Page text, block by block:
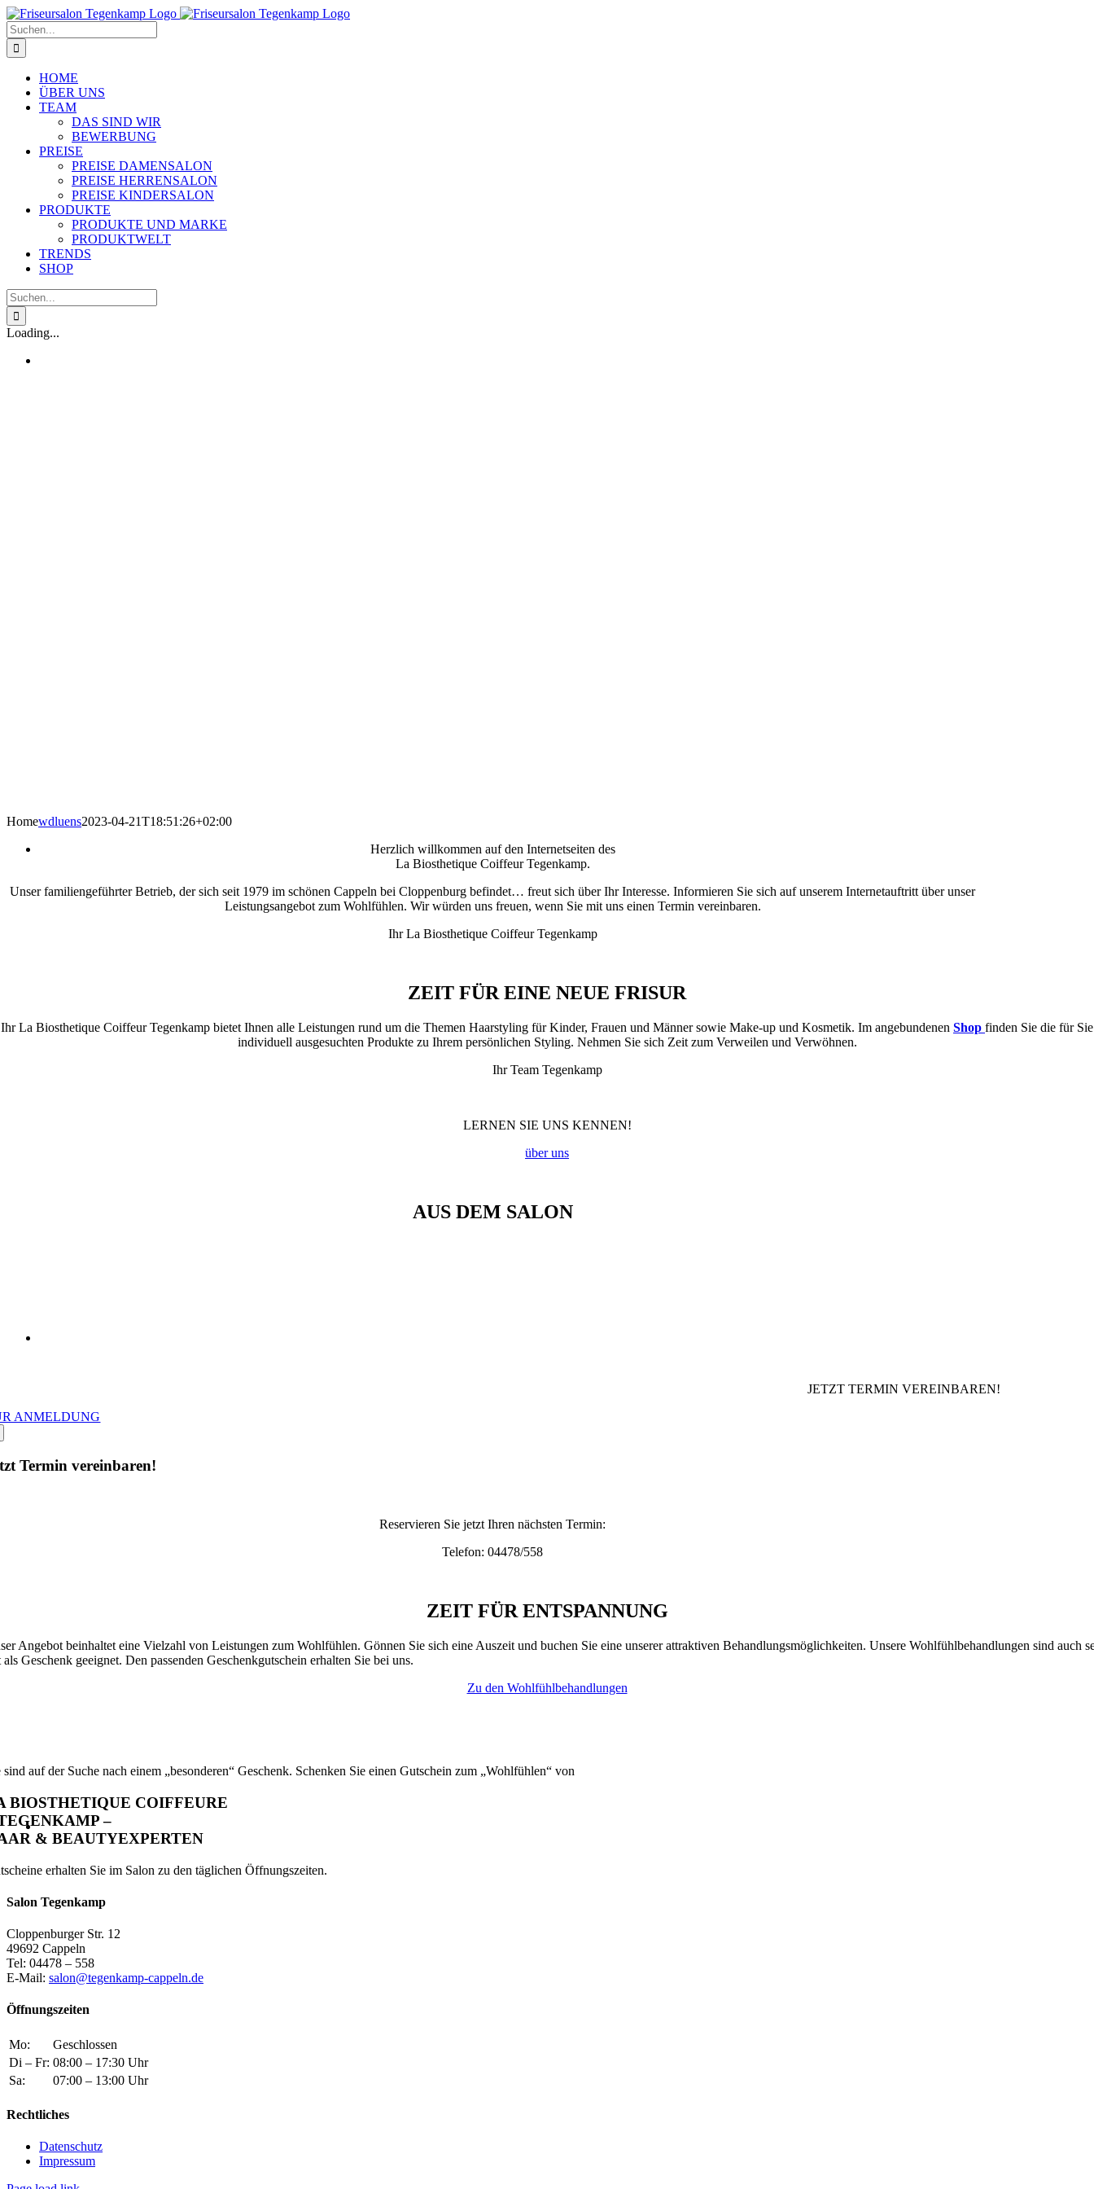
Zum
Inhalt
springen
Suche
nach:
HOME
ÜBER UNS
TEAM
DAS SIND WIR
BEWERBUNG
PREISE
PREISE DAMENSALON
PREISE HERRENSALON
PREISE KINDERSALON
PRODUKTE
PRODUKTE UND MARKE
PRODUKTWELT
TRENDS
SHOP
Suche
nach:
Loading...
Homewdluens2023-04-21T18:51:26+02:00
Herzlich willkommen auf den Internetseiten des
La Biosthetique Coiffeur Tegenkamp.
Unser familiengeführter Betrieb, der sich seit 1979 im schönen Cappeln bei Cloppenburg befindet… freut sich über Ihr Interesse. Informieren Sie sich auf unserem Internetauftritt über unser
Leistungsangebot zum Wohlfühlen. Wir würden uns freuen, wenn Sie mit uns einen Termin vereinbaren.
Ihr La Biosthetique Coiffeur Tegenkamp
ZEIT FÜR EINE NEUE FRISUR
Ihr La Biosthetique Coiffeur Tegenkamp bietet Ihnen alle Leistungen rund um die Themen Haarstyling für Kinder, Frauen und Männer sowie Make-up und Kosmetik. Im angebundenen Shop finden Sie die für Sie
individuell ausgesuchten Produkte zu Ihrem persönlichen Styling. Nehmen Sie sich Zeit zum Verweilen und Verwöhnen.
Ihr Team Tegenkamp
LERNEN SIE UNS KENNEN!
über uns
AUS DEM SALON
JETZT TERMIN VEREINBAREN!
ANMELDUNG
Termin vereinbaren!
Reservieren Sie jetzt Ihren nächsten Termin:
Telefon: 04478/558
ZEIT FÜR ENTSPANNUNG
Angebot beinhaltet eine Vielzahl von Leistungen zum Wohlfühlen. Gönnen Sie sich eine Auszeit und buchen Sie eine unserer attraktiven Behandlungsmöglichkeiten. Unsere Wohlfühlbehandlungen sind auch
als Geschenk geeignet. Den passenden Geschenkgutschein erhalten Sie bei uns.
Zu den Wohlfühlbehandlungen
sind auf der Suche nach einem „besonderen“ Geschenk. Schenken Sie einen Gutschein zum „Wohlfühlen“ von
BIOSTHETIQUE COIFFEURE
–
& BEAUTYEXPERTEN
erhalten Sie im Salon zu den täglichen Öffnungszeiten.
Salon Tegenkamp
Cloppenburger Str. 12
49692 Cappeln
Tel: 04478 – 558
E-Mail: salon@tegenkamp-cappeln.de
Öffnungszeiten
Mo:
Geschlossen
Di – Fr: 08:00 – 17:30 Uhr
Sa:
07:00 – 13:00 Uhr
Rechtliches
Datenschutz
Impressum